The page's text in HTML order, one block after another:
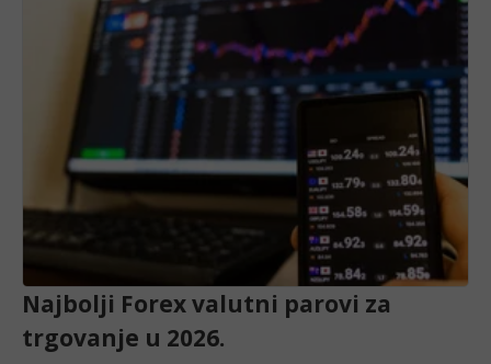
Najbolji Forex valutni parovi za
trgovanje u 2026.